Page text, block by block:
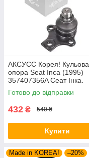
AКСУСС Корея! Кульова
опора Seat Inca (1995)
357407356A Сеат Інка.
Aксусс Корея - Оригинал!
Готово до відправки
432 ₴ 540 ₴
Купити
Made in KOREA!
–20%